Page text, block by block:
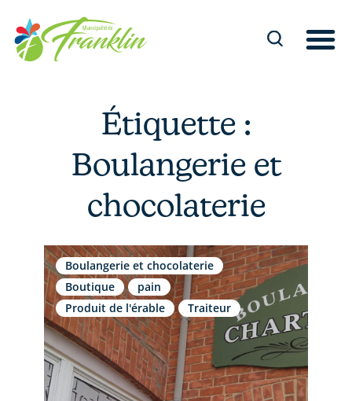
contenu
Étiquette :
Boulangerie et
chocolaterie
Boulangerie et chocolaterie
Boutique
pain
Produit de l'érable
Traiteur